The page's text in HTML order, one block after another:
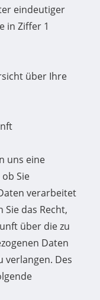
eindeutiger
in Ziffer 1
über Ihre
uns eine
Sie
verarbeitet
Sie das Recht,
über die zu
Daten
verlangen. Des